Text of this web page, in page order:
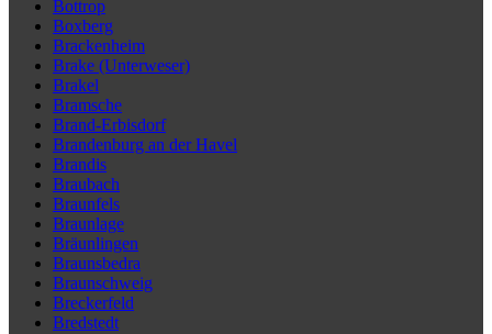
Bottrop
Boxberg
Brackenheim
Brake (Unterweser)
Brakel
Bramsche
Brand-Erbisdorf
Brandenburg an der Havel
Brandis
Braubach
Braunfels
Braunlage
Bräunlingen
Braunsbedra
Braunschweig
Breckerfeld
Bredstedt